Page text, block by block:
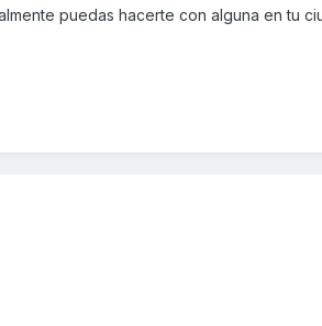
puedas hacerte con alguna en tu